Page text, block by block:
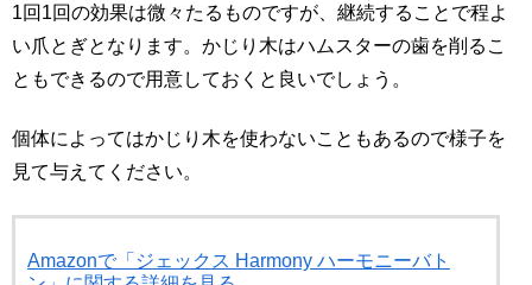
1回1回の効果は微々たるものですが、継続することで程よ
い爪とぎとなります。かじり木はハムスターの歯を削るこ
ともできるので用意しておくと良いでしょう。
個体によってはかじり木を使わないこともあるので様子を
見て与えてください。
Amazonで「ジェックス Harmony ハーモニーバト